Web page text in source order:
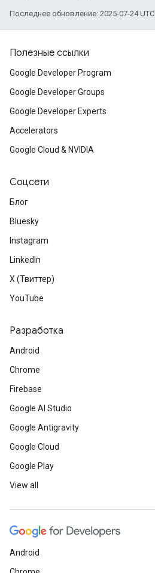
Последнее обновление: 2025-07-24 UTC.
Полезные ссылки
Google Developer Program
Google Developer Groups
Google Developer Experts
Accelerators
Google Cloud & NVIDIA
Соцсети
Блог
Bluesky
Instagram
LinkedIn
X (Твиттер)
YouTube
Разработка
Android
Chrome
Firebase
Google AI Studio
Google Antigravity
Google Cloud
Google Play
View all
Android